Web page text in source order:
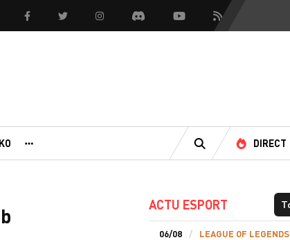
FacebookTwitter InstagramDiscord YoutubeFlux RSS
RECHERCHE
DIRECT
ACTU ESPORT
06/08 LEAGUE OF LEGENDS